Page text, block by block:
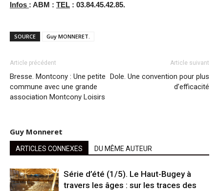
Infos : ABM : TEL : 03.84.45.42.85.
SOURCE Guy MONNERET.
Article précédent
Bresse. Montcony : Une petite
commune avec une grande
association Montcony Loisirs
Article suivant
Dole. Une convention pour plus
d’efficacité
Guy Monneret
ARTICLES CONNEXES DU MÊME AUTEUR
Série d’été (1/5). Le Haut-Bugey à
travers les âges : sur les traces des